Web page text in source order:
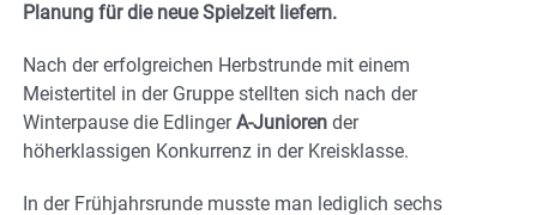
Planung für die neue Spielzeit liefern.
Nach der erfolgreichen Herbstrunde mit einem
Meistertitel in der Gruppe stellten sich nach der
Winterpause die EdlingerA-Junioren der
höherklassigen Konkurrenz in der Kreisklasse.
In der Frühjahrsrunde musste man lediglich sechs